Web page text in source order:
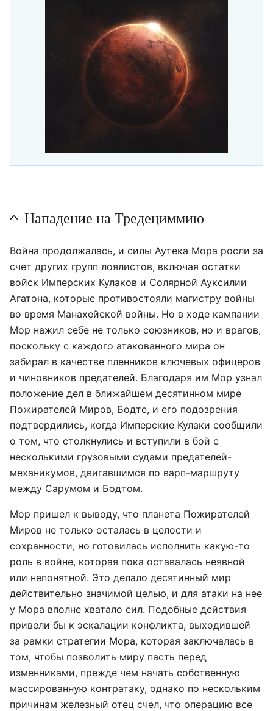
Нападение на Тредециммию
Война продолжалась, и силы Аутека Мора росли за
счет других групп лоялистов, включая остатки
войск Имперских Кулаков и Солярной Ауксилии
Агатона, которые противостояли магистру войны
во время Манахейской войны. Но в ходе кампании
Мор нажил себе не только союзников, но и врагов,
поскольку с каждого атакованного мира он
забирал в качестве пленников ключевых офицеров
и чиновников предателей. Благодаря им Мор узнал
положение дел в ближайшем десятинном мире
Пожирателей Миров, Бодте, и его подозрения
подтвердились, когда Имперские Кулаки сообщили
о том, что столкнулись и вступили в бой с
несколькими грузовыми судами предателей-
механикумов, двигавшимся по варп-маршруту
между Сарумом и Бодтом.
Мор пришел к выводу, что планета Пожирателей
Миров не только осталась в целости и
сохранности, но готовилась исполнить какую-то
роль в войне, которая пока оставалась неявной
или непонятной. Это делало десятинный мир
действительно значимой целью, и для атаки на нее
у Мора вполне хватало сил. Подобные действия
привели бы к эскалации конфликта, выходившей
за рамки стратегии Мора, которая заключалась в
том, чтобы позволить миру пасть перед
изменниками, прежде чем начать собственную
массированную контратаку, однако по нескольким
причинам железный отец счел, что операцию все